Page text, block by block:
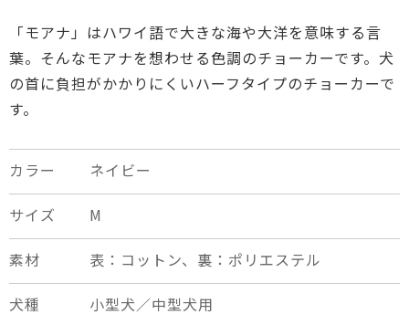
「モアナ」はハワイ語で大きな海や大洋を意味する言
葉。そんなモアナを想わせる色調のチョーカーです。犬
の首に負担がかかりにくいハーフタイプのチョーカーで
す。
カラー ネイビー
サイズ M
素材 表：コットン、裏：ポリエステル
犬種 小型犬／中型犬用